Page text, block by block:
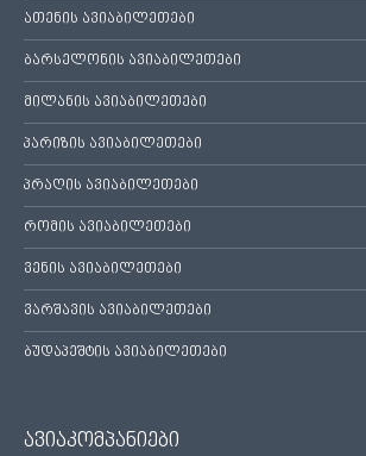
ათენის ავიაბილეთები
ბარსელონის ავიაბილეთები
მილანის ავიაბილეთები
პარიზის ავიაბილეთები
პრაღის ავიაბილეთები
რომის ავიაბილეთები
ვენის ავიაბილეთები
ვარშავის ავიაბილეთები
ბუდაპეშტის ავიაბილეთები
ავიაკომპანიები